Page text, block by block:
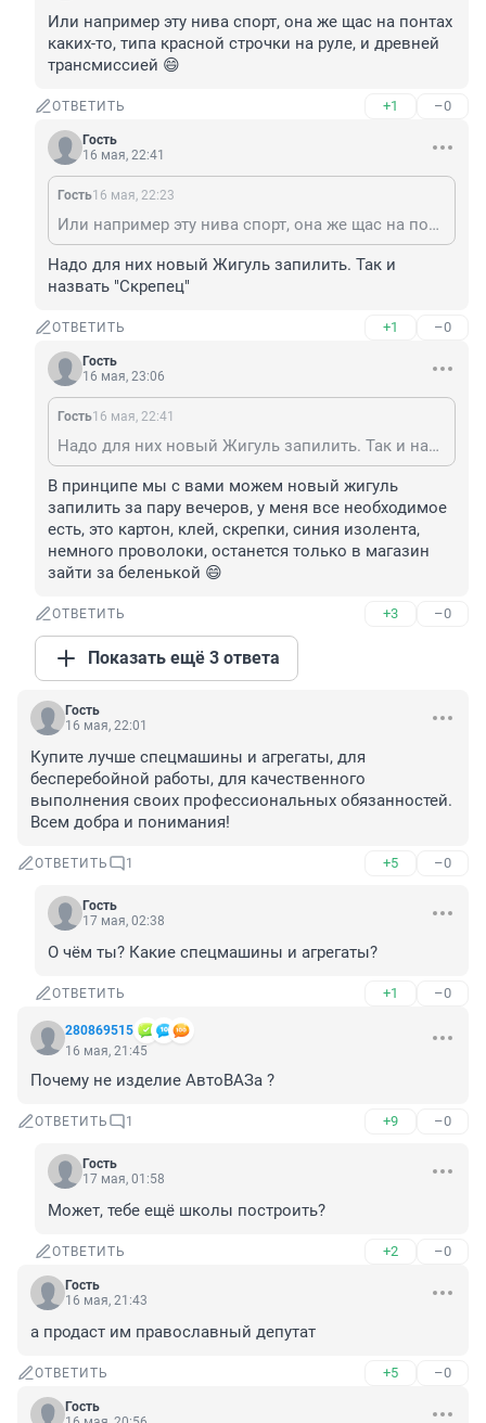
Или например эту нива спорт, она же щас на понтах
каких-то, типа красной строчки на руле, и древней
трансмиссией 😄
ОТВЕТИТЬ +1 –0
Гость
16 мая, 22:41
Гость16 мая, 22:23
Или например эту нива спорт, она же щас на понтах каких-то, типа красной строчки на руле, и древней трансмиссией 😄
Надо для них новый Жигуль запилить. Так и
назвать "Скрепец"
ОТВЕТИТЬ +1 –0
Гость
16 мая, 23:06
Гость16 мая, 22:41
Надо для них новый Жигуль запилить. Так и назвать "Скрепец"
В принципе мы с вами можем новый жигуль
запилить за пару вечеров, у меня все необходимое
есть, это картон, клей, скрепки, синия изолента,
немного проволоки, останется только в магазин
зайти за беленькой 😄
ОТВЕТИТЬ +3 –0
Показать ещё 3 ответа
Гость
16 мая, 22:01
Купите лучше спецмашины и агрегаты, для
бесперебойной работы, для качественного
выполнения своих профессиональных обязанностей.
Всем добра и понимания!
ОТВЕТИТЬ 1 +5 –0
Гость
17 мая, 02:38
О чём ты? Какие спецмашины и агрегаты?
ОТВЕТИТЬ +1 –0
280869515
16 мая, 21:45
Почему не изделие АвтоВАЗа ?
ОТВЕТИТЬ 1 +9 –0
Гость
17 мая, 01:58
Может, тебе ещё школы построить?
ОТВЕТИТЬ +2 –0
Гость
16 мая, 21:43
а продаст им православный депутат
ОТВЕТИТЬ +5 –0
Гость